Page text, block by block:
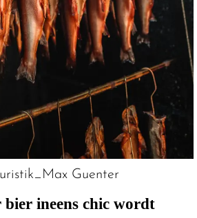
Guenter
ineens chic wordt